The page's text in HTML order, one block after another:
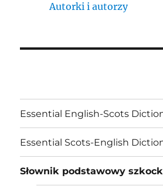
Autorki i autorzy
Essential English-Scots
Essential Scots-English
Słownik podstawowy